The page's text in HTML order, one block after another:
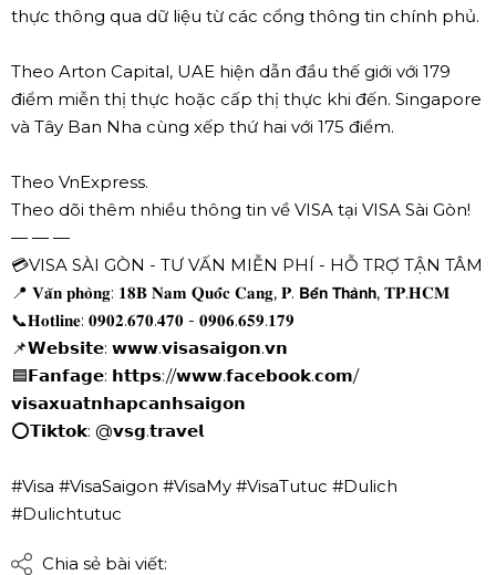
thực thông qua dữ liệu từ các cổng thông tin chính phủ.
Theo Arton Capital, UAE hiện dẫn đầu thế giới với 179
điểm miễn thị thực hoặc cấp thị thực khi đến. Singapore
và Tây Ban Nha cùng xếp thứ hai với 175 điểm.
Theo VnExpress.
Theo dõi thêm nhiều thông tin về VISA tại VISA Sài Gòn!
— — —
💳VISA SÀI GÒN - TƯ VẤN MIỄN PHÍ - HỖ TRỢ TẬN TÂM
📍 𝐕𝐚̆𝐧 𝐩𝐡𝐨̀𝐧𝐠: 𝟏𝟖𝐁 𝐍𝐚𝐦 𝐐𝐮𝐨̂́𝐜 𝐂𝐚𝐧𝐠, 𝐏. 𝗕𝗲̂́𝗻 𝗧𝗵𝗮̀𝗻𝗵, 𝐓𝐏.𝐇𝐂𝐌
📞𝐇𝐨𝐭𝐥𝐢𝐧𝐞: 𝟎𝟗𝟎𝟐.𝟔𝟕𝟎.𝟒𝟕𝟎 - 𝟎𝟗𝟎𝟔.𝟔𝟓𝟗.𝟏𝟕𝟗
📌𝗪𝗲𝗯𝘀𝗶𝘁𝗲: 𝘄𝘄𝘄.𝘃𝗶𝘀𝗮𝘀𝗮𝗶𝗴𝗼𝗻.𝘃𝗻
🟦𝗙𝗮𝗻𝗳𝗮𝗴𝗲: 𝗵𝘁𝘁𝗽𝘀://𝘄𝘄𝘄.𝗳𝗮𝗰𝗲𝗯𝗼𝗼𝗸.𝗰𝗼𝗺/
𝘃𝗶𝘀𝗮𝘅𝘂𝗮𝘁𝗻𝗵𝗮𝗽𝗰𝗮𝗻𝗵𝘀𝗮𝗶𝗴𝗼𝗻
⭕𝗧𝗶𝗸𝘁𝗼𝗸: @𝘃𝘀𝗴.𝘁𝗿𝗮𝘃𝗲𝗹
#Visa #VisaSaigon #VisaMy #VisaTutuc #Dulich
#Dulichtutuc
Chia sẻ bài viết: